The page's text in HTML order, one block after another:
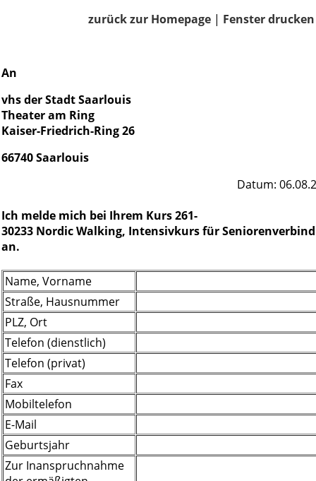
zurück zur Homepage | Fenster drucken
An
vhs der Stadt Saarlouis
Theater am Ring
Kaiser-Friedrich-Ring 26
66740 Saarlouis
Datum:
Ich melde mich bei Ihrem Kurs 261-
30233 Nordic Walking, Intensivkurs für
an.
Name, Vorname
Straße, Hausnummer
PLZ, Ort
Telefon (dienstlich)
Telefon (privat)
Fax
Mobiltelefon
E-Mail
Geburtsjahr
Zur Inanspruchnahme